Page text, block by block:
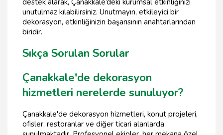
destek alarak, Çanakkale’deki kurumsal etkinliğinizi
unutulmaz kılabilirsiniz. Unutmayın, etkileyici bir
dekorasyon, etkinliğinizin başarısının anahtarlarından
biridir.
Sıkça Sorulan Sorular
Çanakkale'de dekorasyon
hizmetleri nerelerde sunuluyor?
Çanakkale'de dekorasyon hizmetleri, konut projeleri,
ofisler, restoranlar ve diğer ticari alanlarda